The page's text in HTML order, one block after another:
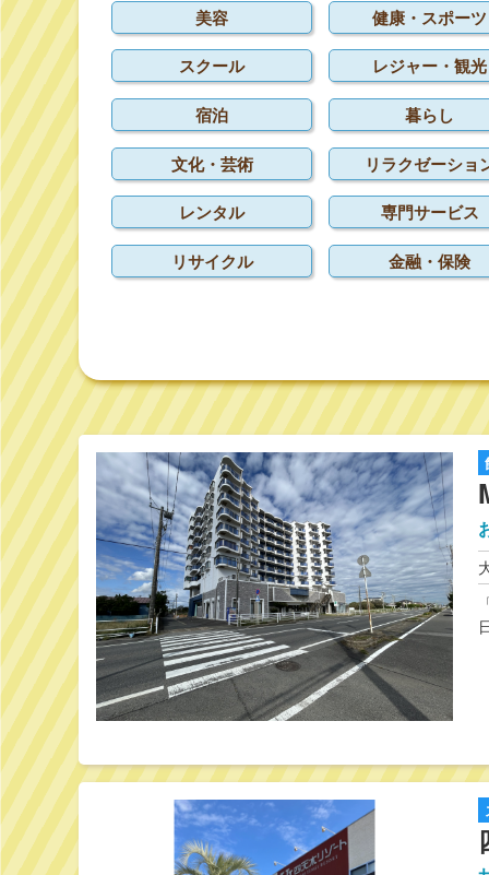
美容 健康・スポーツ
スクール レジャー・観光
宿泊 暮らし
文化・芸術 リラクゼーショ
レンタル 専門サービス
リサイクル 金融・保険